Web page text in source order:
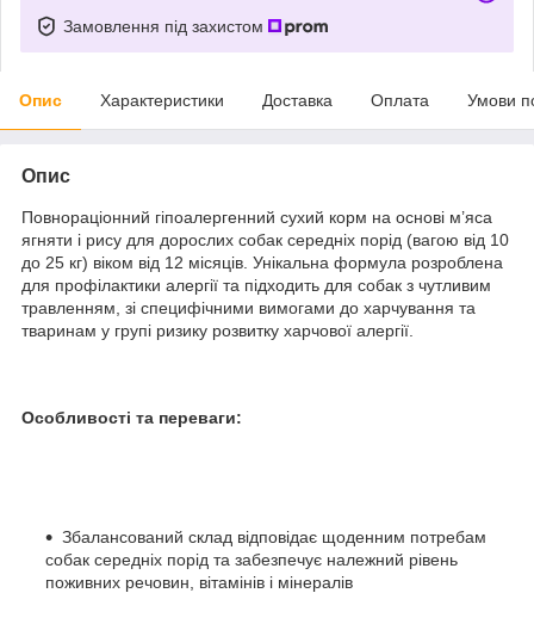
Замовлення під захистом
Опис Характеристики Доставка Оплата Умови
Опис
Повнораціонний гіпоалергенний сухий корм на основі м’яса
ягняти і рису для дорослих собак середніх порід (вагою від 10
до 25 кг) віком від 12 місяців. Унікальна формула розроблена
для профілактики алергії та підходить для собак з чутливим
травленням, зі специфічними вимогами до харчування та
тваринам у групі ризику розвитку харчової алергії.
Особливості та переваги:
Збалансований склад відповідає щоденним потребам
собак середніх порід та забезпечує належний рівень
поживних речовин, вітамінів і мінералів